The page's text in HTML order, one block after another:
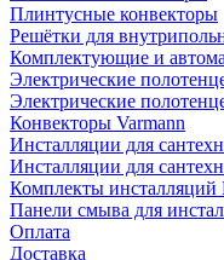
Плинтусные конвекторы
Решётки для
Комплектующие и
Электрические
Электрические
Конвекторы Varmann
Инсталляции для
Инсталляции для
Комплекты инсталляций
Панели смыва для
Оплата
Доставка